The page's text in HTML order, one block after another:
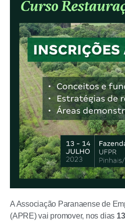
A Associação Paranaense de
(APRE) vai promover, nos dias